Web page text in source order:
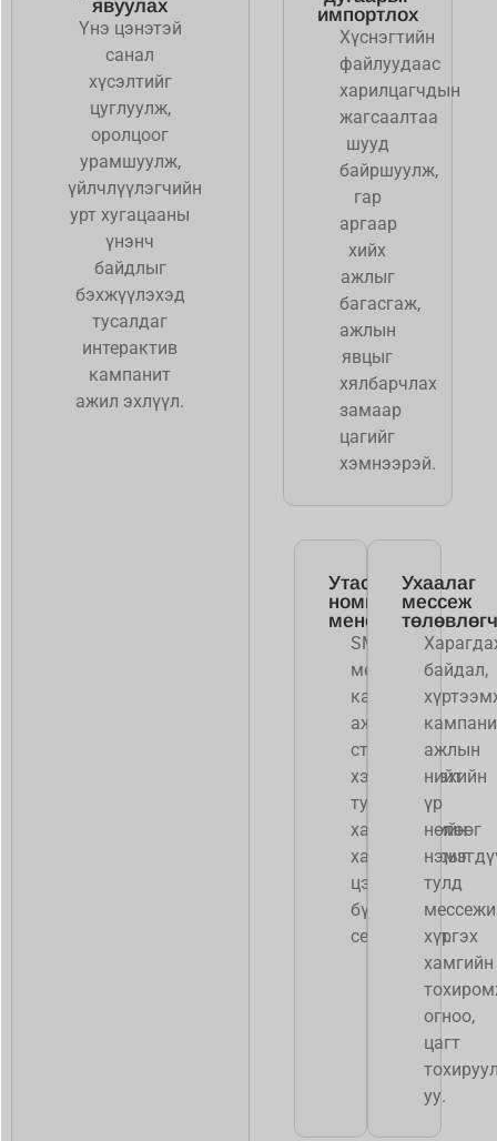
явуулах
Үнэ цэнэтэй
санал
хүсэлтийг
цуглуулж,
оролцоог
урамшуулж,
үйлчлүүлэгчийн
урт хугацааны
үнэнч
байдлыг
бэхжүүлэхэд
тусалдаг
интерактив
кампанит
ажил эхлүүл.
импортлох
Хүснэгтийн
файлуудаас
харилцагчдын
жагсаалтаа
шууд
байршуулж,
гар
аргаар
хийх
ажлыг
багасгаж,
ажлын
явцыг
хялбарчлах
замаар
цагийг
хэмнээрэй.
Утасны
номын
менежмент
SMS
мессежийн
кампанит
ажлын
стратегийг
хэрэгжүүлэхийн
тулд
харилцагчийн
харилцагчдыг
цэгцэлж,
бүлэглэж,
сегментчил.
Ухаалаг
мессеж
байдал,
ажлын
нийт
үр
нөлөөг
тулд
хүргэх
хамгийн
огноо,
цагт
уу.